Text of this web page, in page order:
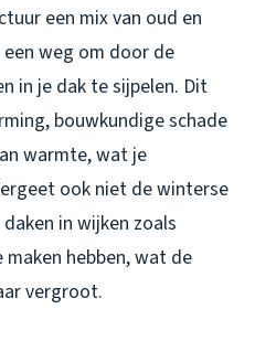
een mix van oud en
weg om door de
in je dak te sijpelen. Dit
bouwkundige schade
warmte, wat je
ook niet de winterse
in wijken zoals
hebben, wat de
vergroot.